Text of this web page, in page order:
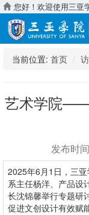
您好！欢迎使用三亚
当前位置: 首页
艺术学院——
发布时
2025年6月1日，三
系主任杨洋、产品设
长沈锦馨举行专题研
促进文创设计有效赋